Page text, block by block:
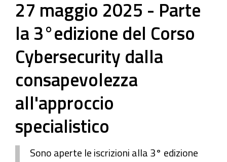
27 maggio 2025 - Parte
la 3°edizione del Corso
Cybersecurity dalla
consapevolezza
all'approccio
specialistico
Sono aperte le iscrizioni alla 3° edizione